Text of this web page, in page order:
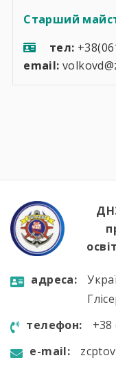
Старший
тел:
email:
aдресa:
телефон:
+38
e-mail: